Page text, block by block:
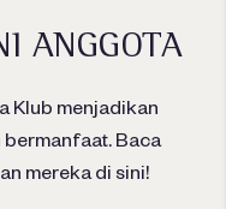
ANGGOTA
Klub menjadikan
Baca
mereka di sini!